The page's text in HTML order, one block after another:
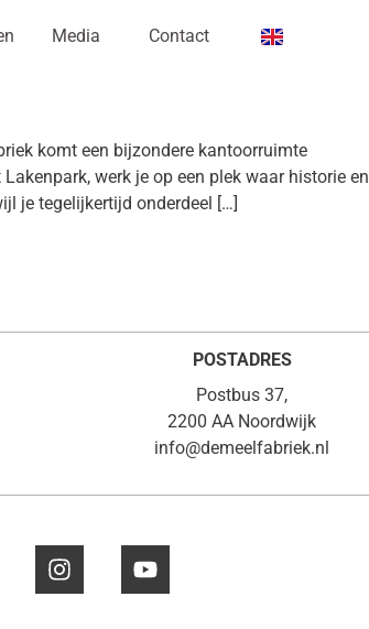
Media Contact
komt een bijzondere kantoorruimte
werk je op een plek waar historie en
je tegelijkertijd onderdeel […]
POSTADRES
Postbus 37,
2200 AA Noordwijk
info@demeelfabriek.nl